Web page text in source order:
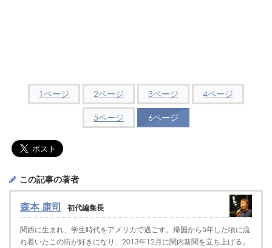
1ページ 2ページ 3ページ 4ページ
5ページ 6ページ
この記事の著者
森本 康司 初代編集長
関西に生まれ、学生時代をアメリカで過ごす。帰国から5年した頃に流
れ着いたこの街が好きになり、2013年12月に関内新聞を立ち上げる。